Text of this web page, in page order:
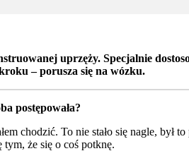
uprzęży. Specjalnie
– porusza się na wózku.
postępowała?
chodzić. To nie stało się nagle, był
tym, że się o coś potknę.